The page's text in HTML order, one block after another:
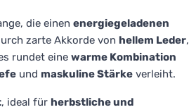
die einen energiegeladenen
zarte Akkorde von hellem Leder,
rundet eine warme Kombination
und maskuline Stärke verleiht.
, ideal für herbstliche und